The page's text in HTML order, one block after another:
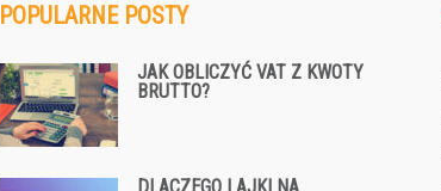
POPULARNE POSTY
JAK OBLICZYĆ VAT Z KWOTY
BRUTTO?